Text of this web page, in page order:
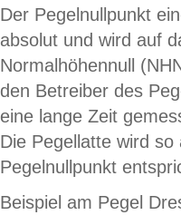
Der Pegelnullpunkt
absolut und wird auf
Normalhöhennull
den Betreiber des
eine lange Zeit
Die Pegellatte wird
Pegelnullpunkt
Beispiel am Pegel